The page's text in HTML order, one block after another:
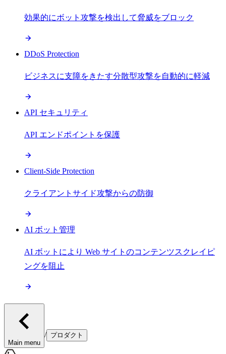
効果的にボット攻撃を検出して脅威をブロック
DDoS Protection
ビジネスに支障をきたす分散型攻撃を自動的に軽減
API セキュリティ
API エンドポイントを保護
Client-Side Protection
クライアントサイド攻撃からの防御
AI ボット管理
AI ボットにより Web サイトのコンテンツスクレイピ
ングを阻止
Main menu
/ プロダクト